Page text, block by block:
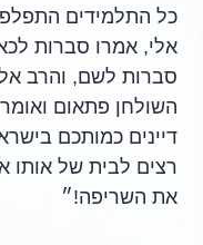
כל התלמידים
אלי, אמרו סברות
סברות לשם, והרב
השולחן פתאום
דיינים כמותכם
רצים לבית של אותו
את השריפה!״